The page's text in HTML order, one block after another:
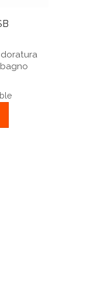
doratura